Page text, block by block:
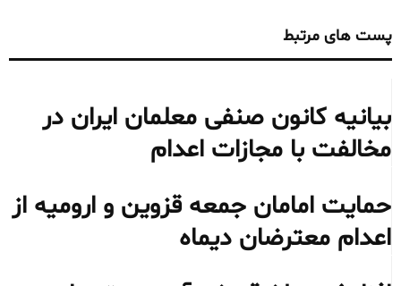
پست های مرتبط
بیانیه کانون صنفی معلمان ایران در
مخالفت با مجازات اعدام
حمایت امامان جمعه قزوین و ارومیه از
اعدام معترضان دیماه